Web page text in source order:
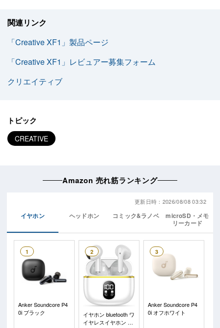
関連リンク
「Creative XF1」製品ページ
「Creative XF1」レビュアー募集フォーム
クリエイティブ
トピック
CREATIVE